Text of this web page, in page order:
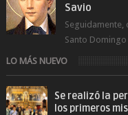
Savio
Santo
Don Bosco».
LO MÁS NUEVO
Se realizó la
los primeros